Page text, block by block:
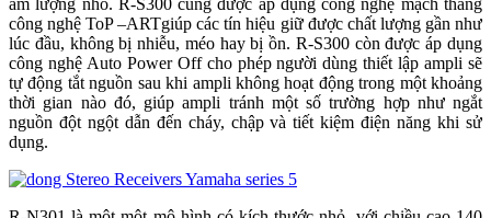
công nghệ ToP –ARTgiúp các tín hiệu giữ được chất lượng gần như
lúc đầu, không bị nhiễu, méo hay bị ồn. R-S300 còn được áp dụng
công nghệ Auto Power Off cho phép người dùng thiết lập ampli sẽ
tự động tắt nguồn sau khi ampli không hoạt động trong một khoảng
thời gian nào đó, giúp ampli tránh một số trường hợp như ngắt
nguồn đột ngột dẫn đến cháy, chập và tiết kiệm điện năng khi sử
dụng.